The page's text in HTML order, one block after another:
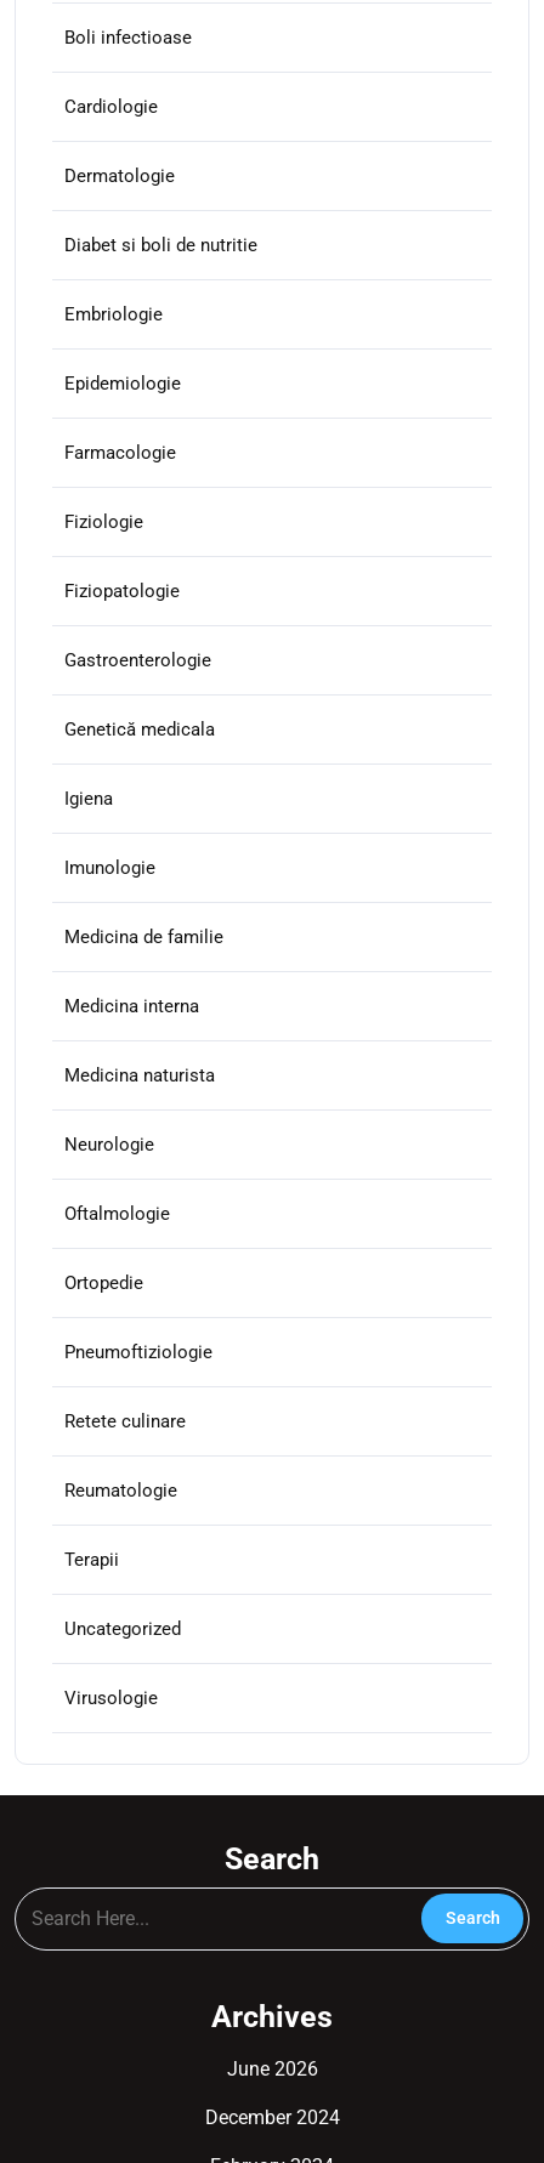
Boli infectioase
Cardiologie
Dermatologie
Diabet si boli de nutritie
Embriologie
Epidemiologie
Farmacologie
Fiziologie
Fiziopatologie
Gastroenterologie
Genetică medicala
Igiena
Imunologie
Medicina de familie
Medicina interna
Medicina naturista
Neurologie
Oftalmologie
Ortopedie
Pneumoftiziologie
Retete culinare
Reumatologie
Terapii
Uncategorized
Virusologie
Search
Archives
June 2026
December 2024